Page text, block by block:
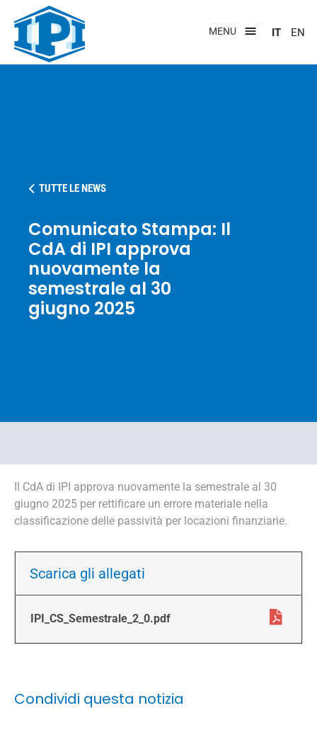
contenuto
principale
MENU IT EN
TUTTE LE NEWS
Comunicato Stampa: Il
CdA di IPI approva
nuovamente la
semestrale al 30
giugno 2025
navigation
mobile
Il CdA di IPI approva nuovamente la semestrale al 30
giugno 2025 per rettificare un errore materiale nella
classificazione delle passività per locazioni finanziarie.
Scarica gli allegati
IPI_CS_Semestrale_2_0.pdf
Condividi questa notizia